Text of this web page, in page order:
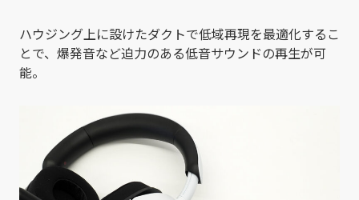
ハウジング上に設けたダクトで低域再現を最適化するこ
とで、爆発音など迫力のある低音サウンドの再生が可
能。